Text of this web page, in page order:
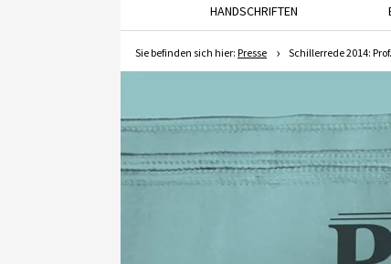
HANDSCHRIFTEN
Sie befinden sich hier: Presse Schillerrede 2014: